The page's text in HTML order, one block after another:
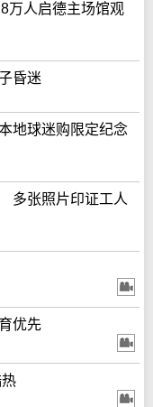
万人启德主场馆观
昏迷
地球迷购限定纪念
多张照片印证工人
优先